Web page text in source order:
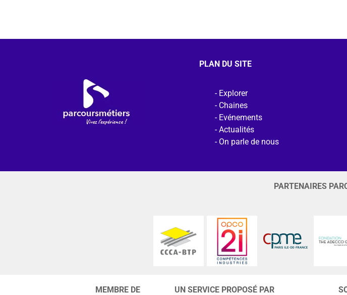
PLAN DU SITE
Explorer
Chaines
Evénements
Actualités
On parle de nous
PARTENAIRES
MEMBRE DE UN SERVICE PROPOSÉ PAR